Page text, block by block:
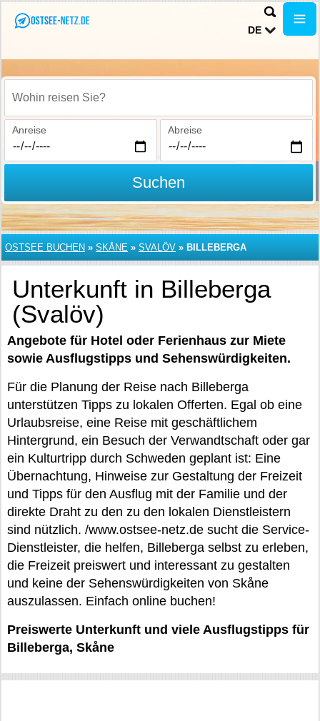
DE
Wohin reisen Sie?
Anreise Abreise
Suchen
OSTSEE BUCHEN » SKÅNE » SVALÖV » BILLEBERGA
Unterkunft in Billeberga
(Svalöv)
Angebote für Hotel oder Ferienhaus zur Miete
sowie Ausflugstipps und Sehenswürdigkeiten.
Für die Planung der Reise nach Billeberga
unterstützen Tipps zu lokalen Offerten. Egal ob eine
Urlaubsreise, eine Reise mit geschäftlichem
Hintergrund, ein Besuch der Verwandtschaft oder gar
ein Kulturtripp durch Schweden geplant ist: Eine
Übernachtung, Hinweise zur Gestaltung der Freizeit
und Tipps für den Ausflug mit der Familie und der
direkte Draht zu den zu den lokalen Dienstleistern
sind nützlich. /www.ostsee-netz.de sucht die Service-
Dienstleister, die helfen, Billeberga selbst zu erleben,
die Freizeit preiswert und interessant zu gestalten
und keine der Sehenswürdigkeiten von Skåne
auszulassen. Einfach online buchen!
Preiswerte Unterkunft und viele Ausflugstipps für
Billeberga, Skåne